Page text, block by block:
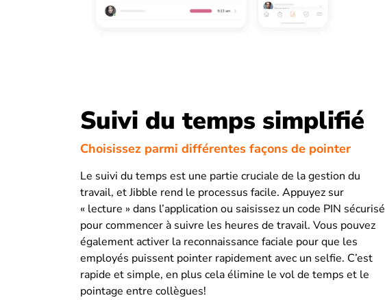
Suivi du temps simplifié
Choisissez parmi différentes façons de pointer
Le suivi du temps est une partie cruciale de la gestion du
travail, et Jibble rend le processus facile. Appuyez sur
« lecture » dans l’application ou saisissez un code PIN sécurisé
pour commencer à suivre les heures de travail. Vous pouvez
également activer la reconnaissance faciale pour que les
employés puissent pointer rapidement avec un selfie. C’est
rapide et simple, en plus cela élimine le vol de temps et le
pointage entre collègues!